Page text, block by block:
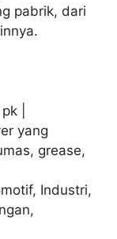
pabrik, dari
|
yang
grease,
Industri,